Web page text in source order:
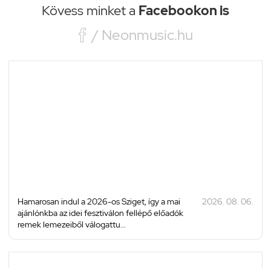
Kövess minket a Facebookon is
 / Neonmusic.hu
Hamarosan indul a 2026-os Sziget, így a mai
ajánlónkba az idei fesztiválon fellépő előadók
remek lemezeiből válogattu...
2026. 08. 06.